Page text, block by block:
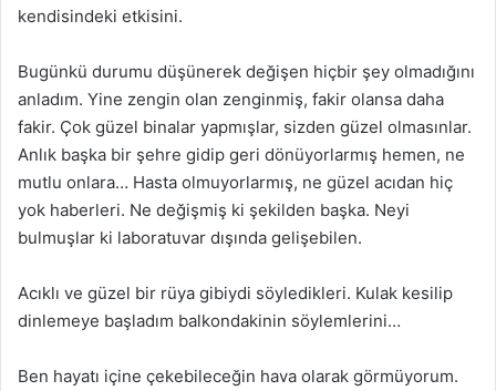
kendisindeki etkisini.
Bugünkü durumu düşünerek değişen hiçbir şey olmadığını
anladım. Yine zengin olan zenginmiş, fakir olansa daha
fakir. Çok güzel binalar yapmışlar, sizden güzel olmasınlar.
Anlık başka bir şehre gidip geri dönüyorlarmış hemen, ne
mutlu onlara… Hasta olmuyorlarmış, ne güzel acıdan hiç
yok haberleri. Ne değişmiş ki şekilden başka. Neyi
bulmuşlar ki laboratuvar dışında gelişebilen.
Acıklı ve güzel bir rüya gibiydi söyledikleri. Kulak kesilip
dinlemeye başladım balkondakinin söylemlerini…
Ben hayatı içine çekebileceğin hava olarak görmüyorum.